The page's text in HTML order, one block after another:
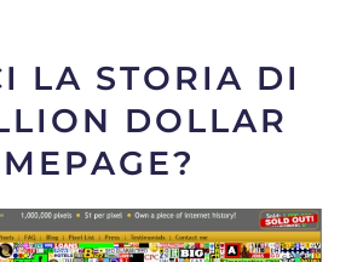
LA STORIA DI
DOLLAR